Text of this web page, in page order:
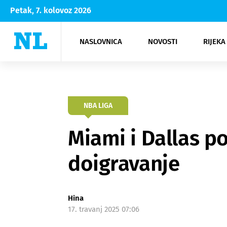
Petak, 7. kolovoz 2026
NASLOVNICA NOVOSTI
Rijeka Opatija
NK
Moda
Kultura
NBA LIGA
Miami i Dallas
doigravanje
Hina
17. travanj 2025 07:06